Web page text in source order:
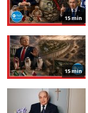
15 min
15 min